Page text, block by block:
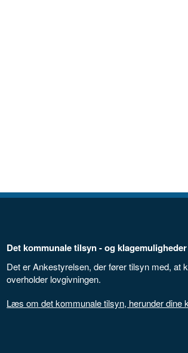
Det kommunale tilsyn - og klagemuligheder
Det er Ankestyrelsen, der fører tilsyn med, at
overholder lovgivningen.
Læs om det kommunale tilsyn, herunder dine